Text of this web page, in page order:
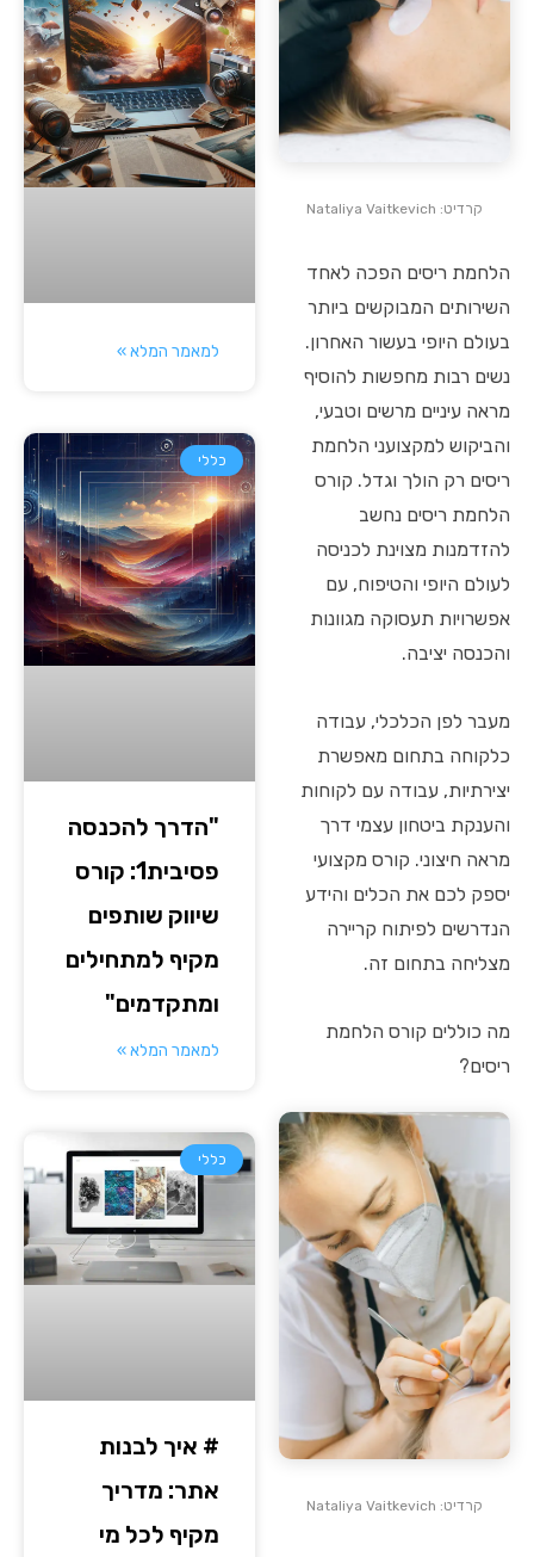
קרדיט: Nataliya Vaitkevich
הלחמת ריסים הפכה לאחד
השירותים המבוקשים ביותר
בעולם היופי בעשור האחרון.
נשים רבות מחפשות להוסיף
מראה עיניים מרשים וטבעי,
והביקוש למקצועני הלחמת
ריסים רק הולך וגדל. קורס
הלחמת ריסים נחשב
להזדמנות מצוינת לכניסה
לעולם היופי והטיפוח, עם
אפשרויות תעסוקה מגוונות
והכנסה יציבה.
מעבר לפן הכלכלי, עבודה
כלקוחה בתחום מאפשרת
יצירתיות, עבודה עם לקוחות
והענקת ביטחון עצמי דרך
מראה חיצוני. קורס מקצועי
יספק לכם את הכלים והידע
הנדרשים לפיתוח קריירה
מצליחה בתחום זה.
מה כוללים קורס הלחמת
ריסים?
קרדיט: Nataliya Vaitkevich
למאמר המלא »
כללי
"הדרך להכנסה
פסיבית1: קורס
שיווק שותפים
מקיף למתחילים
ומתקדמים"
למאמר המלא »
כללי
# איך לבנות
אתר: מדריך
מקיף לכל מי